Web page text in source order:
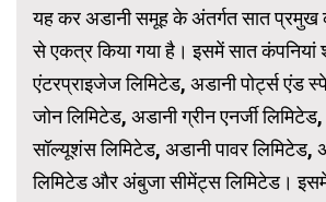
यह कर अडानी समूह के अंतर्गत सात प्रमुख
से एकत्र किया गया है। इसमें सात कंपनियां
एंटरप्राइजेज लिमिटेड, अडानी पोर्ट्स एंड
जोन लिमिटेड, अडानी ग्रीन एनर्जी लिमिटेड,
सॉल्यूशंस लिमिटेड, अडानी पावर लिमिटेड,
लिमिटेड और अंबुजा सीमेंट्स लिमिटेड। इसमें